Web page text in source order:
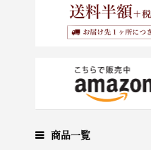
商品一覧